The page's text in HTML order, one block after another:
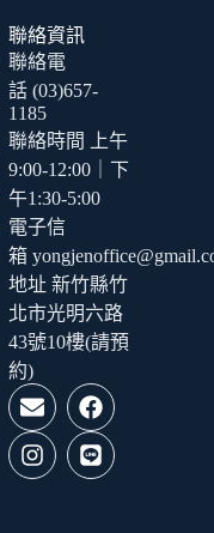
聯絡資訊
聯絡電
話 (03)657-
1185
聯絡時間 上午
9:00-12:00｜下
午1:30-5:00
電子信
箱
地址 新竹縣竹
北市光明六路
43號10樓(請預
約)